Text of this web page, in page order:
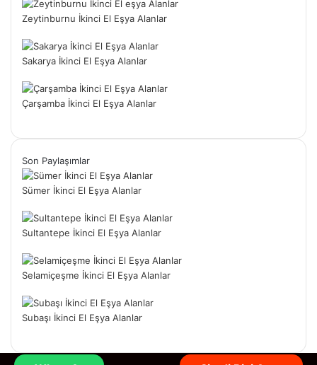
Zeytinburnu İkinci El Eşya Alanlar
Sakarya İkinci El Eşya Alanlar
Çarşamba İkinci El Eşya Alanlar
Son Paylaşımlar
Sümer İkinci El Eşya Alanlar
Sultantepe İkinci El Eşya Alanlar
Selamiçeşme İkinci El Eşya Alanlar
Subaşı İkinci El Eşya Alanlar